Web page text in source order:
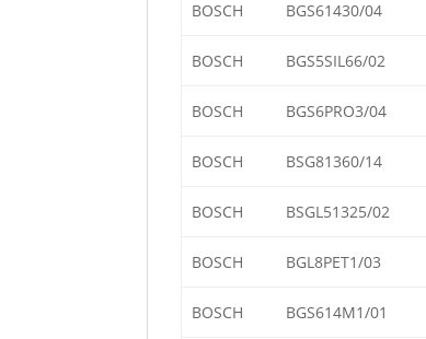
BOSCH BGS61430/04
BOSCH BGS5SIL66/02
BOSCH BGS6PRO3/04
BOSCH BSG81360/14
BOSCH BSGL51325/02
BOSCH BGL8PET1/03
BOSCH BGS614M1/01